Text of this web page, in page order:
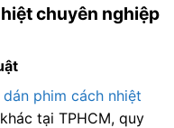
chuyên nghiệp
dán phim cách nhiệt
tại TPHCM, quy